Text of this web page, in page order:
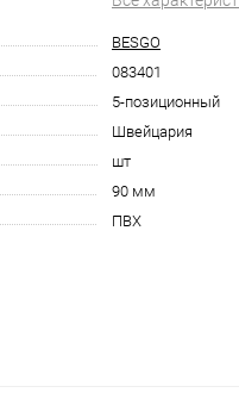
BESGO
083401
5-позиционный
Швейцария
шт
90 мм
ПВХ